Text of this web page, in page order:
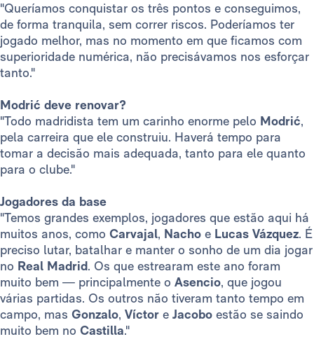
"Queríamos conquistar os três pontos e conseguimos,
de forma tranquila, sem correr riscos. Poderíamos ter
jogado melhor, mas no momento em que ficamos com
superioridade numérica, não precisávamos nos esforçar
tanto."
Modrić deve renovar?
"Todo madridista tem um carinho enorme pelo Modrić,
pela carreira que ele construiu. Haverá tempo para
tomar a decisão mais adequada, tanto para ele quanto
para o clube."
Jogadores da base
"Temos grandes exemplos, jogadores que estão aqui há
muitos anos, como Carvajal, Nacho e Lucas Vázquez. É
preciso lutar, batalhar e manter o sonho de um dia jogar
no Real Madrid. Os que estrearam este ano foram
muito bem — principalmente o Asencio, que jogou
várias partidas. Os outros não tiveram tanto tempo em
campo, mas Gonzalo, Víctor e Jacobo estão se saindo
muito bem no Castilla."